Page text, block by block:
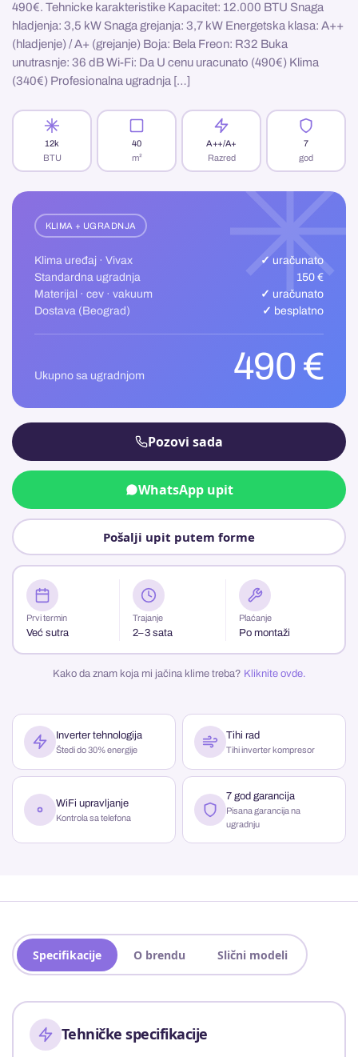
490€. Tehnicke karakteristike Kapacitet: 12.000 BTU Snaga
hladjenja: 3,5 kW Snaga grejanja: 3,7 kW Energetska klasa: A++
(hladjenje) / A+ (grejanje) Boja: Bela Freon: R32 Buka
unutrasnje: 36 dB Wi-Fi: Da U cenu uracunato (490€) Klima
(340€) Profesionalna ugradnja […]
12k
BTU
40
m²
A++/A+
Razred
7
god
KLIMA + UGRADNJA
Klima uređaj · Vivax
✓ uračunato
Standardna ugradnja
150 €
Materijal · cev · vakuum
✓ uračunato
Dostava (Beograd)
✓ besplatno
Ukupno sa ugradnjom 490 €
Pozovi sada
WhatsApp upit
Pošalji upit putem forme
Prvi termin
Već sutra
Trajanje
2–3 sata
Plaćanje
Po montaži
Kako da znam koja mi jačina klime treba? Kliknite ovde.
Inverter tehnologija
Štedi do 30% energije
Tihi rad
Tihi inverter kompresor
WiFi upravljanje
Kontrola sa telefona
7 god garancija
Pisana garancija na
ugradnju
Specifikacije O brendu Slični modeli
Tehničke specifikacije